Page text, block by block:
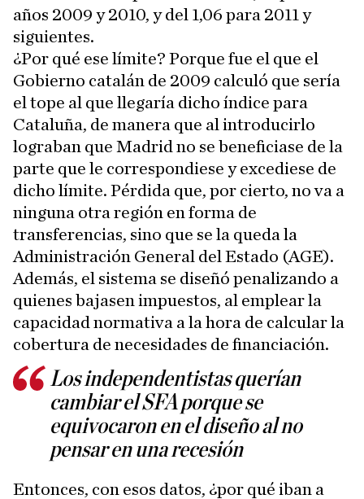
años 2009 y 2010, y del 1,06 para 2011 y
siguientes.
¿Por qué ese límite? Porque fue el que el
Gobierno catalán de 2009 calculó que sería
el tope al que llegaría dicho índice para
Cataluña, de manera que al introducirlo
lograban que Madrid no se beneficiase de la
parte que le correspondiese y excediese de
dicho límite. Pérdida que, por cierto, no va a
ninguna otra región en forma de
transferencias, sino que se la queda la
Administración General del Estado (AGE).
Además, el sistema se diseñó penalizando a
quienes bajasen impuestos, al emplear la
capacidad normativa a la hora de calcular la
cobertura de necesidades de financiación.
Los independentistas querían
cambiar el SFA porque se
equivocaron en el diseño al no
pensar en una recesión
Entonces, con esos datos, ¿por qué iban a